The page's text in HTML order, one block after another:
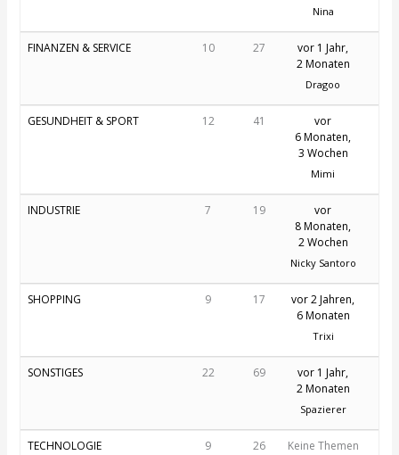
Nina
FINANZEN & SERVICE 10 27
vor 1 Jahr,
2 Monaten
Dragoo
GESUNDHEIT & SPORT 12 41
vor
6 Monaten,
3 Wochen
Mimi
INDUSTRIE 7 19
vor
8 Monaten,
2 Wochen
Nicky Santoro
SHOPPING 9 17
vor 2 Jahren,
6 Monaten
Trixi
SONSTIGES 22 69
vor 1 Jahr,
2 Monaten
Spazierer
TECHNOLOGIE 9 26 Keine Themen